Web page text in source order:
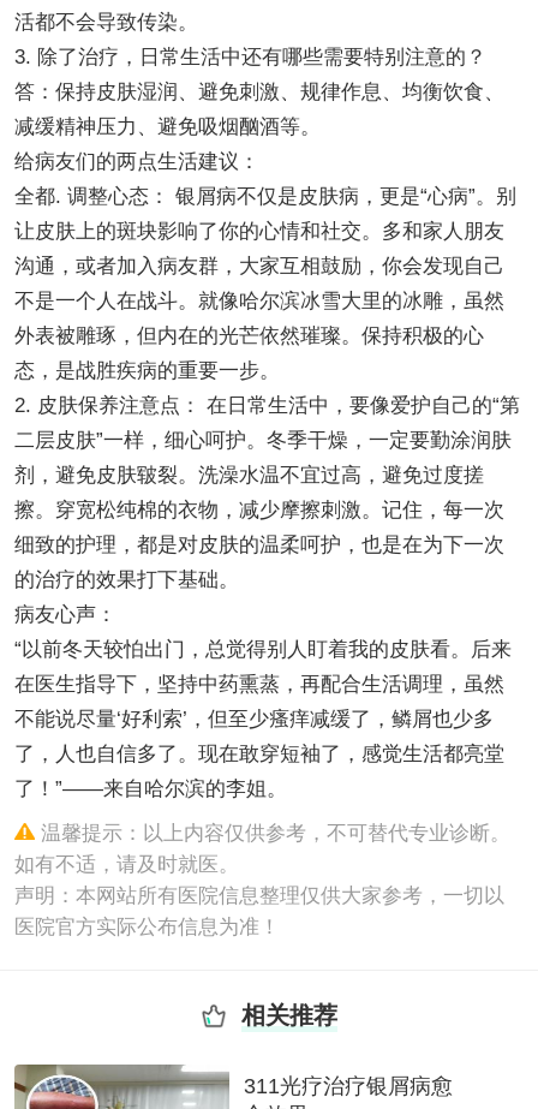
活都不会导致传染。
3. 除了治疗，日常生活中还有哪些需要特别注意的？
答：保持皮肤湿润、避免刺激、规律作息、均衡饮食、
减缓精神压力、避免吸烟酗酒等。
给病友们的两点生活建议：
全都. 调整心态： 银屑病不仅是皮肤病，更是“心病”。别
让皮肤上的斑块影响了你的心情和社交。多和家人朋友
沟通，或者加入病友群，大家互相鼓励，你会发现自己
不是一个人在战斗。就像哈尔滨冰雪大里的冰雕，虽然
外表被雕琢，但内在的光芒依然璀璨。保持积极的心
态，是战胜疾病的重要一步。
2. 皮肤保养注意点： 在日常生活中，要像爱护自己的“第
二层皮肤”一样，细心呵护。冬季干燥，一定要勤涂润肤
剂，避免皮肤皲裂。洗澡水温不宜过高，避免过度搓
擦。穿宽松纯棉的衣物，减少摩擦刺激。记住，每一次
细致的护理，都是对皮肤的温柔呵护，也是在为下一次
的治疗的效果打下基础。
病友心声：
“以前冬天较怕出门，总觉得别人盯着我的皮肤看。后来
在医生指导下，坚持中药熏蒸，再配合生活调理，虽然
不能说尽量‘好利索’，但至少瘙痒减缓了，鳞屑也少多
了，人也自信多了。现在敢穿短袖了，感觉生活都亮堂
了！”——来自哈尔滨的李姐。
温馨提示：以上内容仅供参考，不可替代专业诊断。
如有不适，请及时就医。
声明：本网站所有医院信息整理仅供大家参考，一切以
医院官方实际公布信息为准！
相关推荐
311光疗治疗银屑病愈